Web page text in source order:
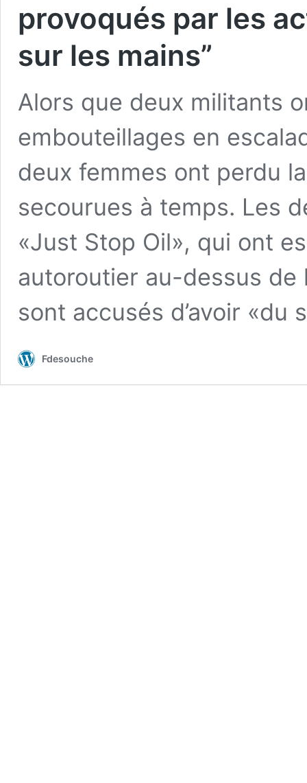
provoqués par les
sur les mains”
Alors que deux militants
embouteillages en
deux femmes ont perdu
secourues à temps. Les
«Just Stop Oil», qui ont
autoroutier au-dessus de
sont accusés d’avoir
Fdesouche